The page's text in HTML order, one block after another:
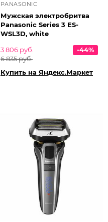
PANASONIC
Мужская электробритва
Panasonic Series 3 ES-
WSL3D, white
3 806 руб.
6 835 руб.
-44%
Купить на Яндекс.Маркет